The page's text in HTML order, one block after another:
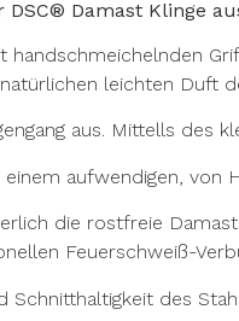
Damast Klinge
leichten Duft
aus. Mittells
aufwendigen, von
die rostfreie
Feuerschweiß-
des